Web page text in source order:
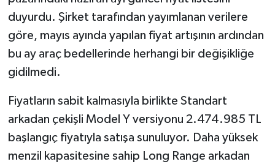
duyurdu. Şirket tarafından yayımlanan verilere
göre, mayıs ayında yapılan fiyat artışının ardından
bu ay araç bedellerinde herhangi bir değişikliğe
gidilmedi.
Fiyatların sabit kalmasıyla birlikte Standart
arkadan çekişli Model Y versiyonu 2.474.985 TL
başlangıç fiyatıyla satışa sunuluyor. Daha yüksek
menzil kapasitesine sahip Long Range arkadan